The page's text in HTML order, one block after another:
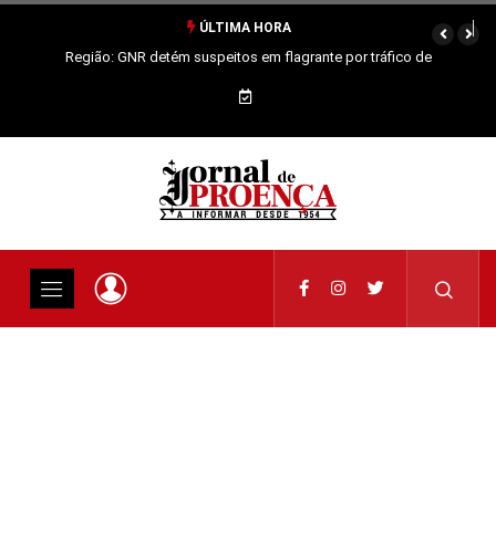
ÚLTIMA HORA
Região: GNR detém suspeitos em flagrante por tráfico de
estupefacientes